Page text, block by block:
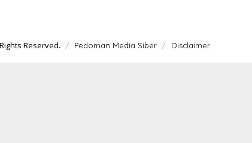
Reserved. Pedoman Media Siber Disclaimer